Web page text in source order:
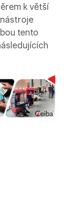
k větší
tento